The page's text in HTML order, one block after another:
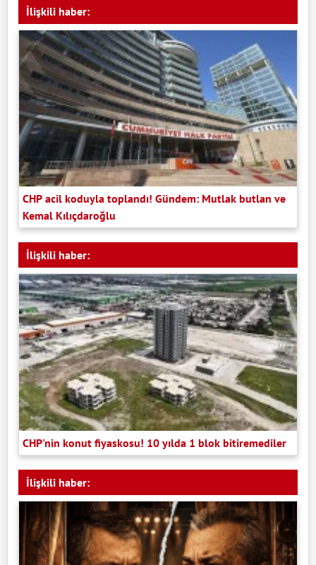
İlişkili haber:
CHP acil koduyla toplandı! Gündem: Mutlak butlan ve
Kemal Kılıçdaroğlu
İlişkili haber:
CHP'nin konut fiyaskosu! 10 yılda 1 blok bitiremediler
İlişkili haber: